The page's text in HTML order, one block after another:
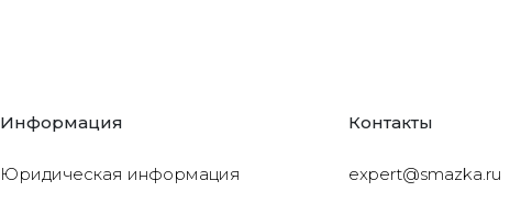
Информация
Юридическая информация
Контакты
expert@smazka.ru